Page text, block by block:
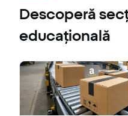
Descoperă
educațională